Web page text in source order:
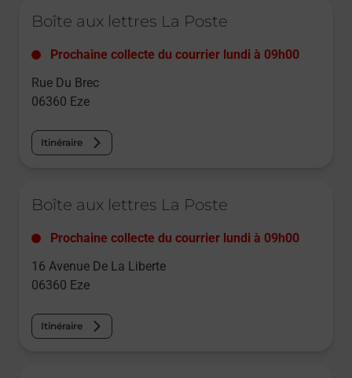
Boîte aux lettres La Poste
Prochaine collecte du courrier lundi à 09h00
Rue Du Brec
06360 Eze
Itinéraire
Boîte aux lettres La Poste
Prochaine collecte du courrier lundi à 09h00
16 Avenue De La Liberte
06360 Eze
Itinéraire